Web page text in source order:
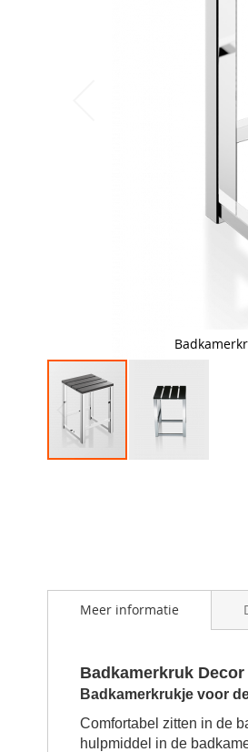
gallery
Meer informatie
Badkamerkruk
Badkamerkrukje voor
Comfortabel zitten in de
hulpmiddel in de